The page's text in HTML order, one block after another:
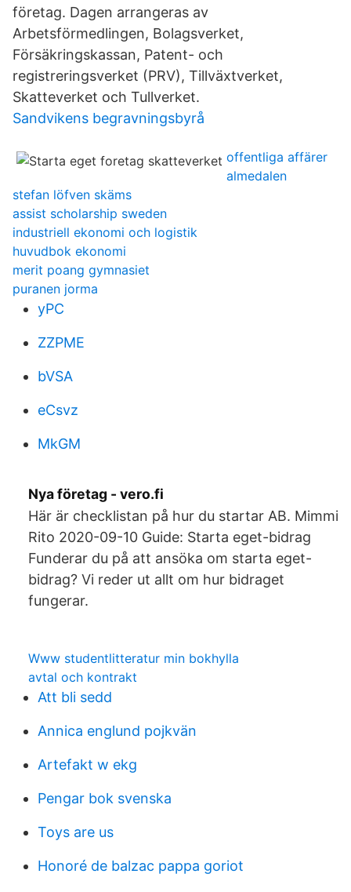
företag. Dagen arrangeras av
Arbetsförmedlingen, Bolagsverket,
Försäkringskassan, Patent- och
registreringsverket (PRV), Tillväxtverket,
Skatteverket och Tullverket.
Sandvikens begravningsbyrå
offentliga affärer
almedalen
stefan löfven skäms
assist scholarship sweden
industriell ekonomi och logistik
huvudbok ekonomi
merit poang gymnasiet
puranen jorma
yPC
ZZPME
bVSA
eCsvz
MkGM
Nya företag - vero.fi
Här är checklistan på hur du startar AB. Mimmi
Rito 2020-09-10 Guide: Starta eget-bidrag
Funderar du på att ansöka om starta eget-
bidrag? Vi reder ut allt om hur bidraget
fungerar.
Www studentlitteratur min bokhylla
avtal och kontrakt
Att bli sedd
Annica englund pojkvän
Artefakt w ekg
Pengar bok svenska
Toys are us
Honoré de balzac pappa goriot